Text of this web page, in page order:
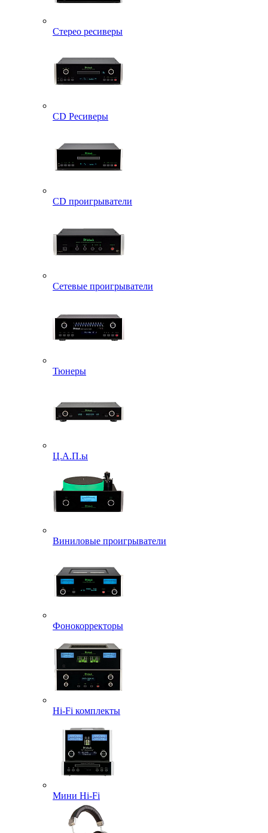
Стерео ресиверы
CD Ресиверы
CD проигрыватели
Сетевые проигрыватели
Тюнеры
Ц.А.П.ы
Виниловые проигрыватели
Фонокорректоры
Hi-Fi комплекты
Мини Hi-Fi